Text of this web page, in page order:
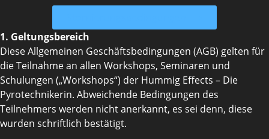
1. Geltungsbereich
Diese Allgemeinen Geschäftsbedingungen (AGB) gelten für
die Teilnahme an allen Workshops, Seminaren und
Schulungen („Workshops“) der Hummig Effects – Die
Pyrotechnikerin. Abweichende Bedingungen des
Teilnehmers werden nicht anerkannt, es sei denn, diese
wurden schriftlich bestätigt.